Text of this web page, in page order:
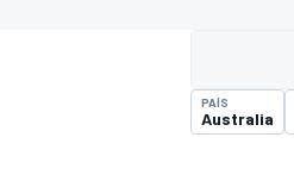
PAÍS
Australia